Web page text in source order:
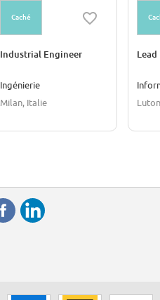
Caché
Industrial Engineer
Ingénierie
Milan, Italie